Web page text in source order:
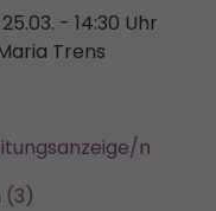
25.03. - 14:30 Uhr
Trens
n
(3)